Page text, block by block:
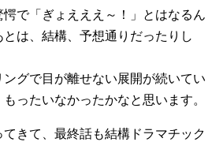
で「ぎょえええ～！」とはなるん
は、結構、予想通りだったりし
グで目が離せない展開が続いてい
ったいなかったかなと思います。
きて、最終話も結構ドラマチック